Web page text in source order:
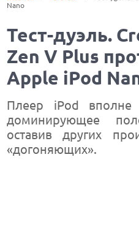
Nano
Тест-дуэль.
Zen V Plus
Apple iPod
Плеер iPod вполне
доминирующее
оставив других
«догоняющих».